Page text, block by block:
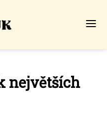
největších